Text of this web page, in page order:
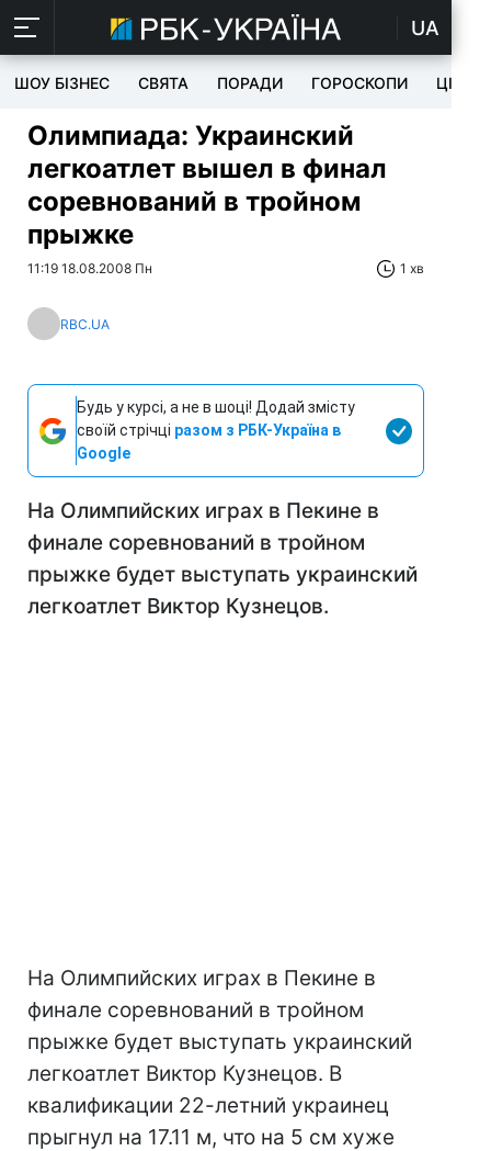
UA
ШОУ БІЗНЕС СВЯТА ПОРАДИ ГОРОСКОПИ ЦІКАВЕ
Олимпиада: Украинский
легкоатлет вышел в финал
соревнований в тройном
прыжке
11:19 18.08.2008 Пн 1 хв
RBC.UA
Будь у курсі, а не в шоці! Додай змісту
своїй стрічці разом з РБК-Україна в
Google
На Олимпийских играх в Пекине в
финале соревнований в тройном
прыжке будет выступать украинский
легкоатлет Виктор Кузнецов.
На Олимпийских играх в Пекине в
финале соревнований в тройном
прыжке будет выступать украинский
легкоатлет Виктор Кузнецов. В
квалификации 22-летний украинец
прыгнул на 17.11 м, что на 5 см хуже